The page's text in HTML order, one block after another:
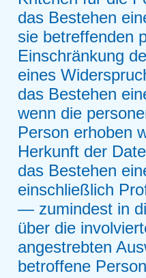
das Bestehen
sie betreffenden
Einschränkung
eines
das Bestehen
wenn die
Person erhoben
Herkunft der
das Bestehen
einschließlich
— zumindest in
über die
angestrebten
betroffene Person